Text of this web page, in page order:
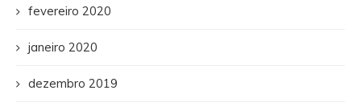
fevereiro 2020
janeiro 2020
dezembro 2019